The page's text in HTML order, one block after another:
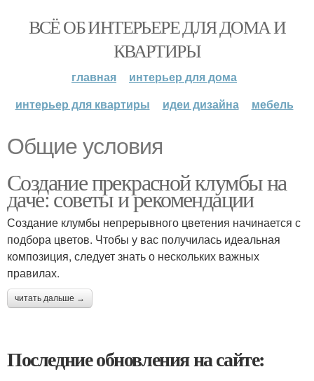
ВСЁ ОБ ИНТЕРЬЕРЕ ДЛЯ ДОМА И
КВАРТИРЫ
главная
интерьер для дома
интерьер для квартиры
идеи дизайна мебель
Общие условия
Создание прекрасной клумбы на
даче: советы и рекомендации
Создание клумбы непрерывного цветения начинается с
подбора цветов. Чтобы у вас получилась идеальная
композиция, следует знать о нескольких важных
правилах.
читать дальше →
Последние обновления на сайте: